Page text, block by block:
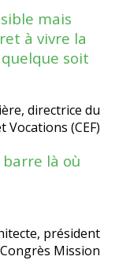
mais
à vivre la
soit
directrice du
Vocations (CEF)
là où
président
Mission